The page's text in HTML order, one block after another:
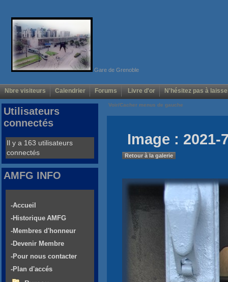
Gare de Grenoble
Nbre visiteurs Calendrier Forums Livre d'or N'hésitez pas à
Voir/Cacher menus de gauche
Image : 2021-
Retour à la galerie
Utilisateurs
connectés
Il y a 163 utilisateurs
connectés
AMFG INFO
-Accueil
-Historique AMFG
-Membres d'honneur
-Devenir Membre
-Pour nous contacter
-Plan d'accés